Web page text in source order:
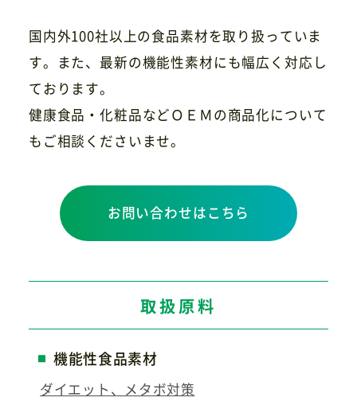
国内外100社以上の食品素材を取り扱っていま
す。また、最新の機能性素材にも幅広く対応し
ております。
健康食品・化粧品などＯＥＭの商品化について
もご相談くださいませ。
お問い合わせはこちら
取扱原料
機能性食品素材
ダイエット、メタボ対策